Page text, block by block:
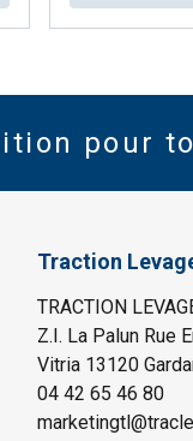
pour
Traction
TRACTION
Z.I. La Palun Rue
Vitria 13120
04 42 65 46 80